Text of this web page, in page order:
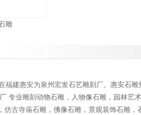
雕
建惠安为泉州宏发石艺雕刻厂。惠安石雕
专业雕刻动物石雕，人物像石雕，园林艺
仿古寺庙石雕，佛像石雕，景观装饰石雕